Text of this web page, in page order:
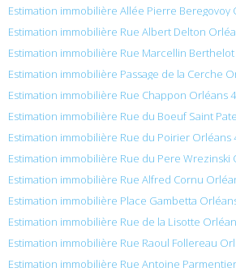
Estimation immobilière Allée Pierre Beregovoy
Estimation immobilière Rue Albert Delton
Estimation immobilière Rue Marcellin
Estimation immobilière Passage de la Cerche
Estimation immobilière Rue Chappon Orléans
Estimation immobilière Rue du Boeuf Saint
Estimation immobilière Rue du Poirier Orléans
Estimation immobilière Rue du Pere Wrezinski
Estimation immobilière Rue Alfred Cornu
Estimation immobilière Place Gambetta
Estimation immobilière Rue de la Lisotte
Estimation immobilière Rue Raoul Follereau
Estimation immobilière Rue Antoine